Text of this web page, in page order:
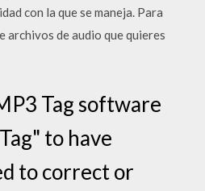
con la que se maneja. Para
archivos de audio que quieres
Tag software
to have
to correct or